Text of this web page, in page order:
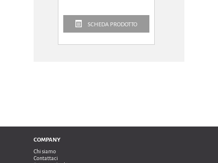
SCHEDA PRODOTTO
COMPANY
Chi siamo
Contattaci